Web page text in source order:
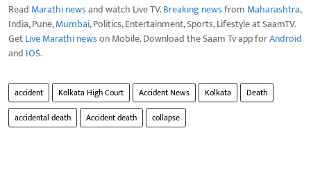
Read Marathi newsand watch Live TV.Breaking newsfrom Maharashtra,
India, Pune,Mumbai, Politics, Entertainment, Sports, Lifestyle at SaamTV.
GetLive Marathi newson Mobile. Download the Saam Tv app forAndroid
and IOS.
accident Kolkata High Court Accident News Kolkata
Death
accidental death
Accident death collapse